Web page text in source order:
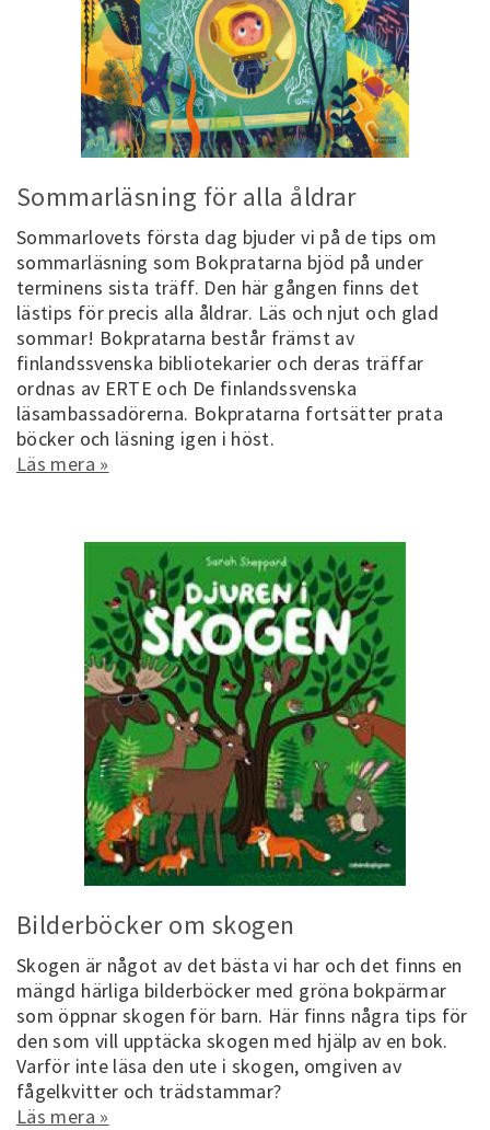
Sommarläsning för alla åldrar
Sommarlovets första dag bjuder vi på de tips om
sommarläsning som Bokpratarna bjöd på under
terminens sista träff. Den här gången finns det
lästips för precis alla åldrar. Läs och njut och glad
sommar! Bokpratarna består främst av
finlandssvenska bibliotekarier och deras träffar
ordnas av ERTE och De finlandssvenska
läsambassadörerna. Bokpratarna fortsätter prata
böcker och läsning igen i höst.
Läs mera »
Bilderböcker om skogen
Skogen är något av det bästa vi har och det finns en
mängd härliga bilderböcker med gröna bokpärmar
som öppnar skogen för barn. Här finns några tips för
den som vill upptäcka skogen med hjälp av en bok.
Varför inte läsa den ute i skogen, omgiven av
fågelkvitter och trädstammar?
Läs mera »